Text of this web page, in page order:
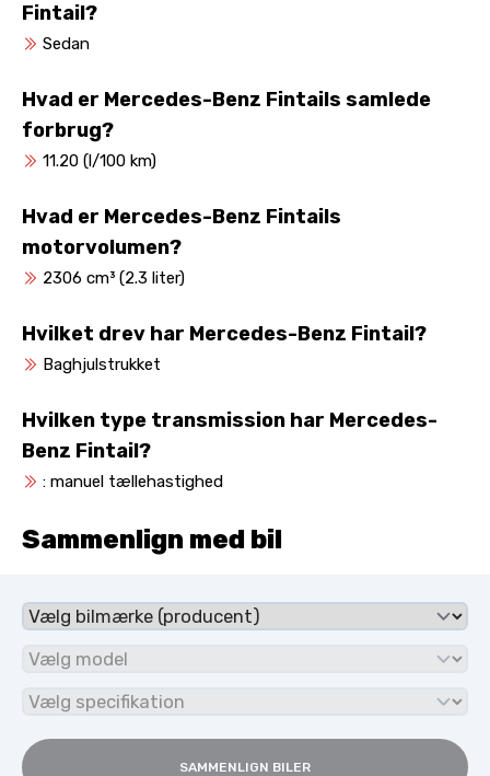
Fintail?
Sedan
Hvad er Mercedes-Benz Fintails samlede
forbrug?
11.20 (l/100 km)
Hvad er Mercedes-Benz Fintails
motorvolumen?
2306 cm³ (2.3 liter)
Hvilket drev har Mercedes-Benz Fintail?
Baghjulstrukket
Hvilken type transmission har Mercedes-
Benz Fintail?
: manuel tællehastighed
Sammenlign med bil
SAMMENLIGN BILER